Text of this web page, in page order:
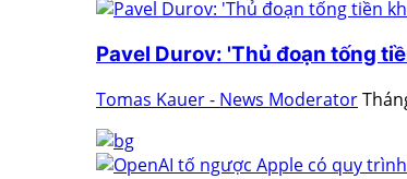
Pavel Durov: 'Thủ đoạn tống
Tomas Kauer - News Moderator